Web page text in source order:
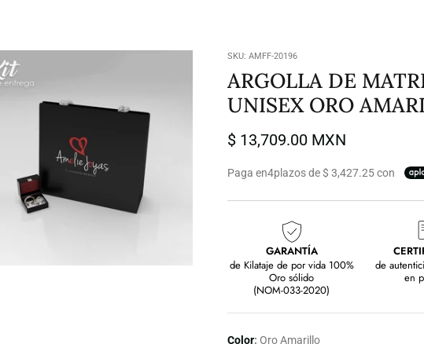
SKU: AMFF-20196
ARGOLLA DE
UNISEX ORO
$ 13,709.00 MXN
Paga en4plazos de $ 3,427.25 con
GARANTÍA
de Kilataje de por vida 100%
Oro sólido
(NOM-033-2020)
de
en
Color Oro Amarillo